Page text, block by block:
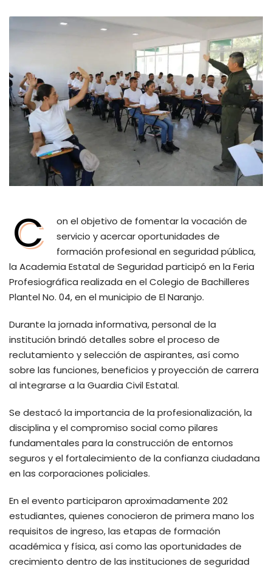
C
on el objetivo de fomentar la vocación de
servicio y acercar oportunidades de
formación profesional en seguridad pública,
la Academia Estatal de Seguridad participó en la Feria
Profesiográfica realizada en el Colegio de Bachilleres
Plantel No. 04, en el municipio de El Naranjo.
Durante la jornada informativa, personal de la
institución brindó detalles sobre el proceso de
reclutamiento y selección de aspirantes, así como
sobre las funciones, beneficios y proyección de carrera
al integrarse a la Guardia Civil Estatal.
Se destacó la importancia de la profesionalización, la
disciplina y el compromiso social como pilares
fundamentales para la construcción de entornos
seguros y el fortalecimiento de la confianza ciudadana
en las corporaciones policiales.
En el evento participaron aproximadamente 202
estudiantes, quienes conocieron de primera mano los
requisitos de ingreso, las etapas de formación
académica y física, así como las oportunidades de
crecimiento dentro de las instituciones de seguridad